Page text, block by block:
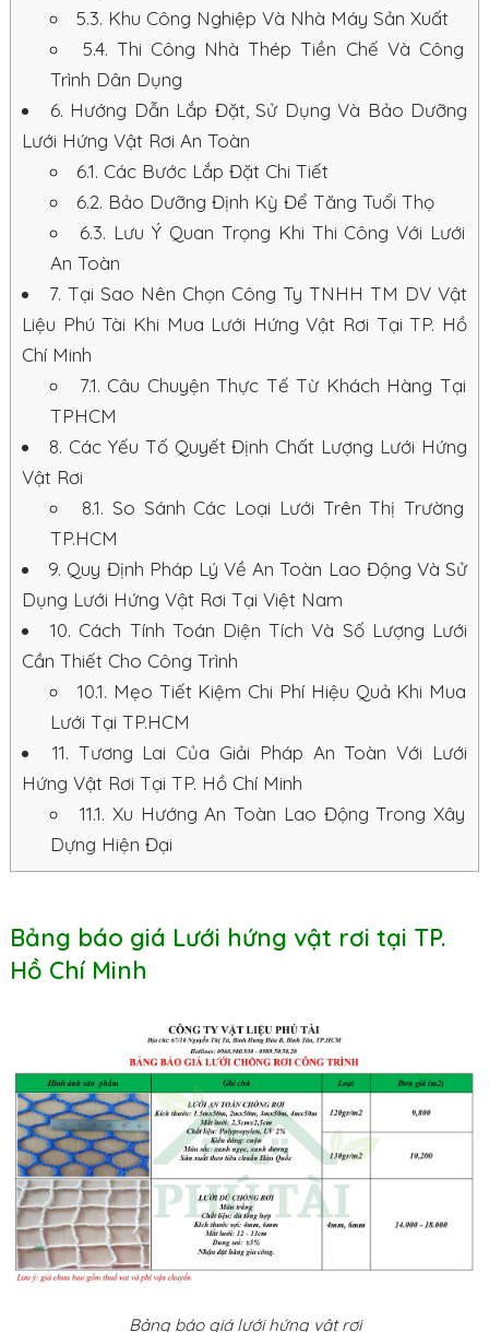
5.3. Khu Công Nghiệp Và Nhà Máy Sản Xuất
5.4. Thi Công Nhà Thép Tiền Chế Và Công
Trình Dân Dụng
6. Hướng Dẫn Lắp Đặt, Sử Dụng Và Bảo Dưỡng
Lưới Hứng Vật Rơi An Toàn
6.1. Các Bước Lắp Đặt Chi Tiết
6.2. Bảo Dưỡng Định Kỳ Để Tăng Tuổi Thọ
6.3. Lưu Ý Quan Trọng Khi Thi Công Với Lưới
An Toàn
7. Tại Sao Nên Chọn Công Ty TNHH TM DV Vật
Liệu Phú Tài Khi Mua Lưới Hứng Vật Rơi Tại TP. Hồ
Chí Minh
7.1. Câu Chuyện Thực Tế Từ Khách Hàng Tại
TPHCM
8. Các Yếu Tố Quyết Định Chất Lượng Lưới Hứng
Vật Rơi
8.1. So Sánh Các Loại Lưới Trên Thị Trường
TP.HCM
9. Quy Định Pháp Lý Về An Toàn Lao Động Và Sử
Dụng Lưới Hứng Vật Rơi Tại Việt Nam
10. Cách Tính Toán Diện Tích Và Số Lượng Lưới
Cần Thiết Cho Công Trình
10.1. Mẹo Tiết Kiệm Chi Phí Hiệu Quả Khi Mua
Lưới Tại TP.HCM
11. Tương Lai Của Giải Pháp An Toàn Với Lưới
Hứng Vật Rơi Tại TP. Hồ Chí Minh
11.1. Xu Hướng An Toàn Lao Động Trong Xây
Dựng Hiện Đại
Bảng báo giá Lưới hứng vật rơi tại TP.
Hồ Chí Minh
Bảng báo giá lưới hứng vật rơi